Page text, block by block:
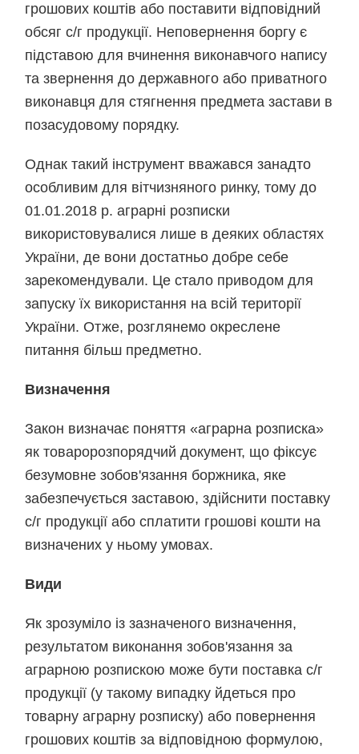
грошових коштів або поставити відповідний
обсяг с/г продукції. Неповернення боргу є
підставою для вчинення виконавчого напису
та звернення до державного або приватного
виконавця для стягнення предмета застави в
позасудовому порядку.
Однак такий інструмент вважався занадто
особливим для вітчизняного ринку, тому до
01.01.2018 р. аграрні розписки
використовувалися лише в деяких областях
України, де вони достатньо добре себе
зарекомендували. Це стало приводом для
запуску їх використання на всій території
України. Отже, розглянемо окреслене
питання більш предметно.
Визначення
Закон визначає поняття «аграрна розписка»
як товаророзпорядчий документ, що фіксує
безумовне зобов'язання боржника, яке
забезпечується заставою, здійснити поставку
с/г продукції або сплатити грошові кошти на
визначених у ньому умовах.
Види
Як зрозуміло із зазначеного визначення,
результатом виконання зобов'язання за
аграрною розпискою може бути поставка с/г
продукції (у такому випадку йдеться про
товарну аграрну розписку) або повернення
грошових коштів за відповідною формулою,